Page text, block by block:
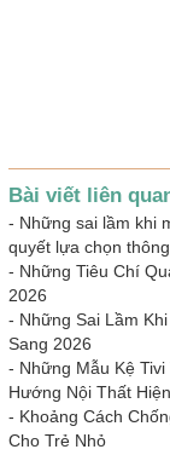
Bài viết liên
- Những sai lầm khi
quyết lựa chọn
- Những Tiêu Chí
2026
- Những Sai Lầm
Sang 2026
- Những Mẫu Kệ
Hướng Nội Thất
- Khoảng Cách
Cho Trẻ Nhỏ